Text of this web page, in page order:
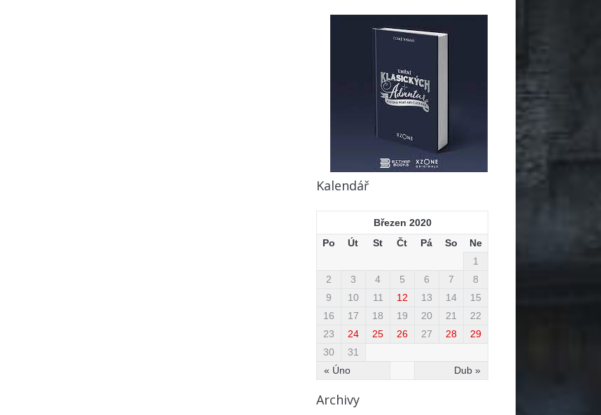
Kalendář
Březen 2020
Po
Út St Čt Pá So Ne
« Úno Dub »
1
2
3 4 5 6 7
8
9
10 11 12 13 14
15
16
17 18 19 20 21
22
23
24 25 26 27 28
29
30
31
Archivy